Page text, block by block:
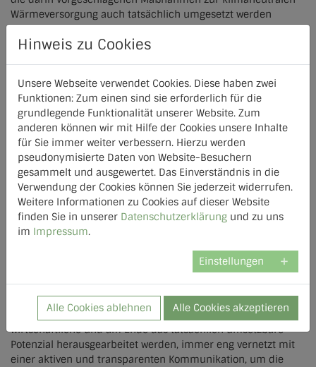
Wärmeversorgung auch tatsächlich umgesetzt werden
können.
für Wirtschaft, Landesentwicklung und Energie erläuterte den
Stand der kommunalen Wärmeplanung in Bayern. Das Land
unterstützt die Kommunen hier mit verschiedenen
Angeboten, unter anderem mit einer einheitlichen
Datengrundlage und verschiedenen Fördermitteln.
Über die Lage in der Region Rosenheim berichtete in der
Runde Michael Hartmann. Er stellte die Rolle der INNergie
und der Stadtwerke Rosenheim im Rahmen der kommunalen
Wärmeplanung vor. Sie bringen sich aktiv in die kWP-Projekte
ein, um Know-how weiterzugeben und die Kommunen bei der
Dies sei für die Akzeptanz der Ergebnisse außerordentlich
wichtig, bestätigte Harald Rapp, Leiter der Plattform Grüne
Fernwärme. Aus dem theoretischen und technisch möglichen
Potenzial müsse im Laufe der Wärmeplanung das
wirtschaftliche und am Ende das tatsächlich umsetzbare
Potenzial herausgearbeitet werden, immer eng vernetzt mit
einer aktiven und transparenten Kommunikation, um die
Hinweis zu Cookies
Unsere Webseite verwendet Cookies. Diese haben zwei
Funktionen: Zum einen sind sie erforderlich für die
grundlegende Funktionalität unserer Website. Zum
anderen können wir mit Hilfe der Cookies unsere Inhalte
für Sie immer weiter verbessern. Hierzu werden
pseudonymisierte Daten von Website-Besuchern
gesammelt und ausgewertet. Das Einverständnis in die
Verwendung der Cookies können Sie jederzeit widerrufen.
Weitere Informationen zu Cookies auf dieser Website
finden Sie in unserer Datenschutzerklärung und zu uns
im Impressum.
Einstellungen
Alle Cookies ablehnen Alle Cookies akzeptieren